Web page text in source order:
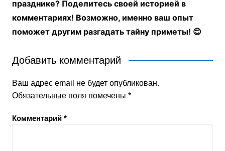
празднике? Поделитесь своей историей в
комментариях! Возможно, именно ваш опыт
поможет другим разгадать тайну приметы! 😊
Добавить комментарий
Ваш адрес email не будет опубликован.
Обязательные поля помечены *
Комментарий *